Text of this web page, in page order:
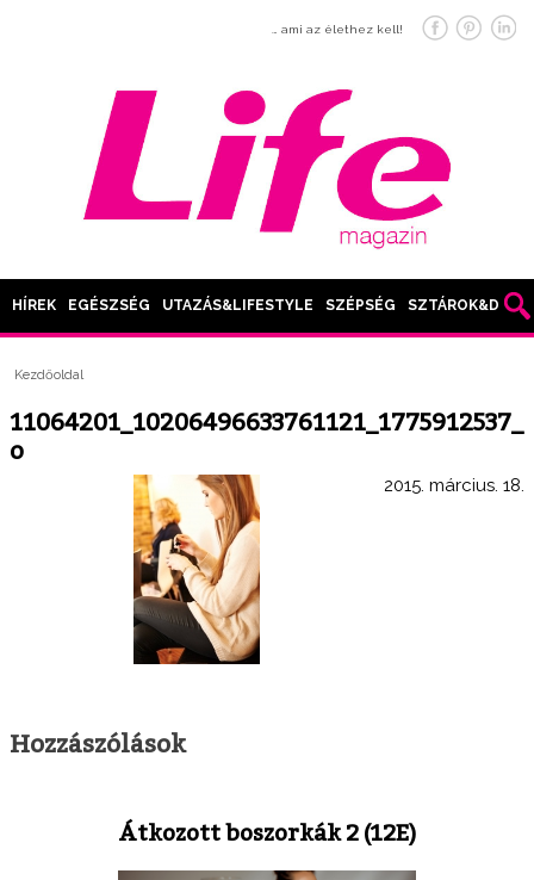
… ami az élethez kell!
HÍREK EGÉSZSÉG UTAZÁS&LIFESTYLE SZÉPSÉG SZTÁROK&DIVAT
Kezdőoldal
11064201_10206496633761121_1775912537_
o
2015. március. 18.
Hozzászólások
Átkozott boszorkák 2 (12E)